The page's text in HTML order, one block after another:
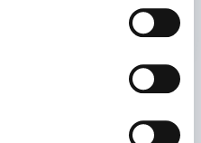
pertanto si applicano le